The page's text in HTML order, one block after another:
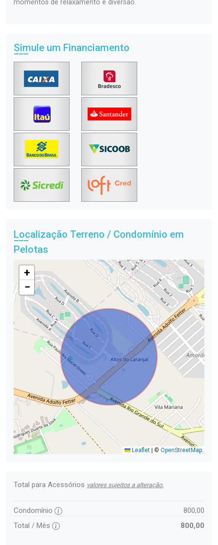
momentos de relaxamento e diversão.
Simule um Financiamento
Localização Terreno / Condomínio em
Pelotas
+
−
Leaflet © OpenStreetMap
Total para Acessórios valores sujeitos a alteração.
Condomínio
800,00
Total / Mês
800,00